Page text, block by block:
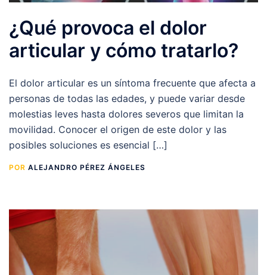
¿Qué provoca el dolor
articular y cómo tratarlo?
El dolor articular es un síntoma frecuente que afecta a
personas de todas las edades, y puede variar desde
molestias leves hasta dolores severos que limitan la
movilidad. Conocer el origen de este dolor y las
posibles soluciones es esencial […]
POR ALEJANDRO PÉREZ ÁNGELES